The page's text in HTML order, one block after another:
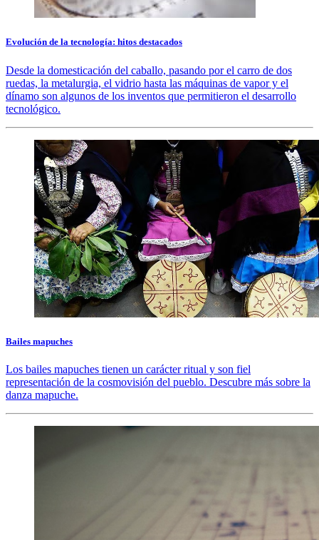
Evolución de la tecnología: hitos destacados
Desde la domesticación del caballo, pasando por el carro de dos
ruedas, la metalurgia, el vidrio hasta las máquinas de vapor y el
dínamo son algunos de los inventos que permitieron el desarrollo
tecnológico.
Bailes mapuches
Los bailes mapuches tienen un carácter ritual y son fiel
representación de la cosmovisión del pueblo. Descubre más sobre la
danza mapuche.